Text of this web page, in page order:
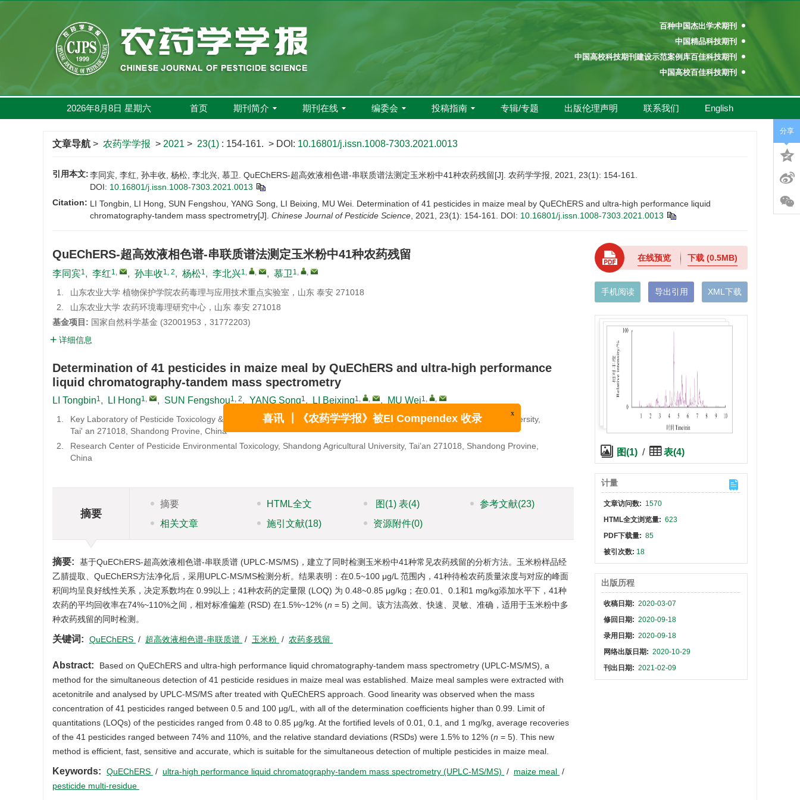
百种中国杰出学术期刊
中国精品科技期刊
中国高校科技期刊建设示范案例库百佳科技期刊
中国高校百佳科技期刊
中国高校精品科技期刊
百种中国杰出学术期刊
2026年8月8日 星期六 首页 期刊简介 期刊在线 编委会 投稿指南 专辑/专题 出版伦理声明 联系我们 English
文章导航 > 农药学学报 > 2021 > 23(1) : 154-161. > DOI: 10.16801/j.issn.1008-7303.2021.0013
引用本文:李同宾, 李红, 孙丰收, 杨松, 李北兴, 慕卫. QuEChERS-超高效液相色谱-串联质谱法测定玉米粉中41种农药残留[J]. 农药学学报, 2021, 23(1): 154-161.
DOI: 10.16801/j.issn.1008-7303.2021.0013
Citation: LI Tongbin, LI Hong, SUN Fengshou, YANG Song, LI Beixing, MU Wei. Determination of 41 pesticides in maize meal by QuEChERS and ultra-high performance liquid
chromatography-tandem mass spectrometry[J]. Chinese Journal of Pesticide Science , 2021, 23(1): 154-161. DOI: 10.16801/j.issn.1008-7303.2021.0013
QuEChERS-超高效液相色谱-串联质谱法测定玉米粉中41种农药残留
李同宾1, 李红1, , 孙丰收1, 2, 杨松1, 李北兴1, , , 慕卫 1, ,
1.
山东农业大学 植物保护学院农药毒理与应用技术重点实验室，山东 泰安 271018
2.
山东农业大学 农药环境毒理研究中心，山东 泰安 271018
基金项目: 国家自然科学基金 (32001953，31772203)
详细信息
Determination of 41 pesticides in maize meal by QuEChERS and ultra-high performance
liquid chromatography-tandem mass spectrometry
LI Tongbin1, LI Hong1, , SUN Fengshou1, 2, YANG Song1, LI Beixing1, , , MU Wei1, ,
1.
Key Laboratory of Pesticide Toxicology & Application Technique, College of Plant Protection, Shandong Agricultural University,
Tai' an 271018, Shandong Provine, China
2.
Research Center of Pesticide Environmental Toxicology, Shandong Agricultural University, Tai’an 271018, Shandong Provine,
China
摘要
摘要 HTML全文 图 (1) 表(4) 参考文献(23)
相关文章
施引文献(18) 资源附件(0)
摘要:
基于QuEChERS-超高效液相色谱-串联质谱 (UPLC-MS/MS)，建立了同时检测玉米粉中41种常见农药残留的分析方法。玉米粉样品经
乙腈提取、QuEChERS方法净化后，采用UPLC-MS/MS检测分析。结果表明：在0.5~100 μg/L 范围内，41种待检农药质量浓度与对应的峰面
积间均呈良好线性关系，决定系数均在 0.99以上；41种农药的定量限 (LOQ) 为 0.48~0.85 μg/kg；在0.01、0.1和1 mg/kg添加水平下，41种
农药的平均回收率在74%~110%之间，相对标准偏差 (RSD) 在1.5%~12% (n = 5) 之间。该方法高效、快速、灵敏、准确，适用于玉米粉中多
种农药残留的同时检测。
关键词: QuEChERS / 超高效液相色谱-串联质谱 / 玉米粉 / 农药多残留
Abstract:
Based on QuEChERS and ultra-high performance liquid chromatography-tandem mass spectrometry (UPLC-MS/MS), a
method for the simultaneous detection of 41 pesticide residues in maize meal was established. Maize meal samples were extracted with
acetonitrile and analysed by UPLC-MS/MS after treated with QuEChERS approach. Good linearity was observed when the mass
concentration of 41 pesticides ranged between 0.5 and 100 μg/L, with all of the determination coefficients higher than 0.99. Limit of
quantitations (LOQs) of the pesticides ranged from 0.48 to 0.85 μg/kg. At the fortified levels of 0.01, 0.1, and 1 mg/kg, average recoveries
of the 41 pesticides ranged between 74% and 110%, and the relative standard deviations (RSDs) were 1.5% to 12% (n = 5). This new
method is efficient, fast, sensitive and accurate, which is suitable for the simultaneous detection of multiple pesticides in maize meal.
Keywords: QuEChERS / ultra-high performance liquid chromatography-tandem mass spectrometry (UPLC-MS/MS) / maize meal /
pesticide multi-residue
在线预览 下载(0.5MB)
手机阅读 导出引用 XML下载
图(1) / 表(4)
计量
文章访问数: 1570
HTML全文浏览量: 623
PDF下载量: 85
被引次数: 18
出版历程
收稿日期: 2020-03-07
修回日期: 2020-09-18
录用日期: 2020-09-18
网络出版日期: 2020-10-29
刊出日期: 2021-02-09
分享
喜讯 ┃《农药学学报》被EI Compendex 收录